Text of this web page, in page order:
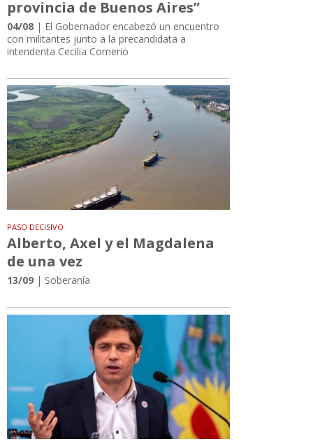
provincia de Buenos Aires”
04/08 | El Gobernador encabezó un encuentro
con militantes junto a la precandidata a
intendenta Cecilia Comerio
PASO DECISIVO
Alberto, Axel y el Magdalena
de una vez
13/09 | Soberanía